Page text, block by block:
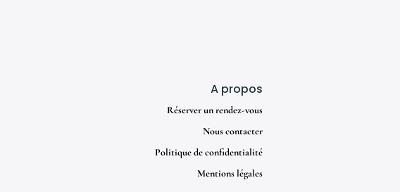
A propos
Réserver un rendez-vous
Nous contacter
Politique de confidentialité
Mentions légales